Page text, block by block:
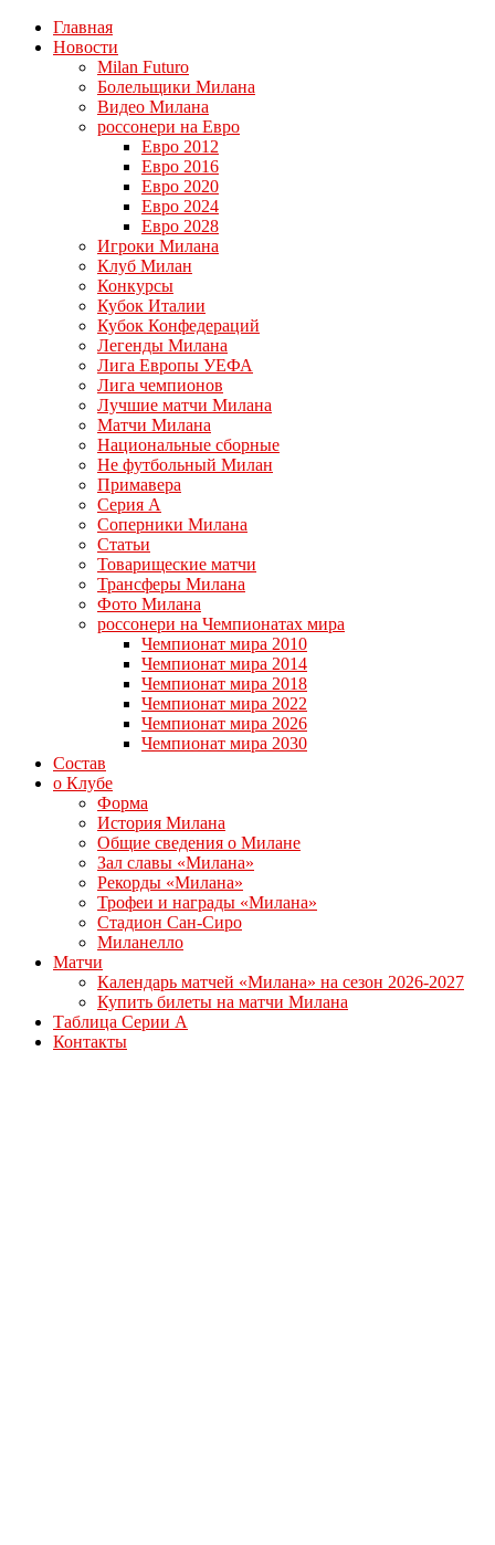
Главная
Новости
Milan Futuro
Болельщики Милана
Видео Милана
россонери на Евро
Евро 2012
Евро 2016
Евро 2020
Евро 2024
Евро 2028
Игроки Милана
Клуб Милан
Конкурсы
Кубок Италии
Кубок Конфедераций
Легенды Милана
Лига Европы УЕФА
Лига чемпионов
Лучшие матчи Милана
Матчи Милана
Национальные сборные
Не футбольный Милан
Примавера
Серия А
Соперники Милана
Статьи
Товарищеские матчи
Трансферы Милана
Фото Милана
россонери на Чемпионатах мира
Чемпионат мира 2010
Чемпионат мира 2014
Чемпионат мира 2018
Чемпионат мира 2022
Чемпионат мира 2026
Чемпионат мира 2030
Состав
о Клубе
Форма
История Милана
Общие сведения о Милане
Зал славы «Милана»
Рекорды «Милана»
Трофеи и награды «Милана»
Стадион Сан-Сиро
Миланелло
Матчи
Календарь матчей «Милана» на сезон 2026-2027
Купить билеты на матчи Милана
Таблица Серии А
Контакты